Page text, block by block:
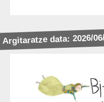
Argitaratze data: 2026/